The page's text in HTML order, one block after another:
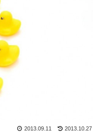
2013.10.27
2013.09.11